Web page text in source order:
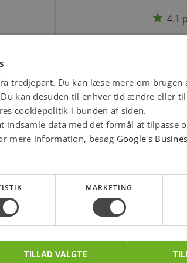
star 4.1
(fjeder)
Lyskildeholder uden
Gu10/mr16 Ø50mm
tredjepart. Du kan læse mere om brugen
Du kan desuden til enhver tid ændre eller
cookiepolitik i bunden af siden.
indsamle data med det formål at tilpasse
mere information, besøg Google's
MARKETING
TILLAD VALGTE